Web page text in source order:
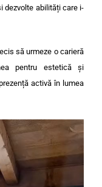
dezvolte abilități care i-
să urmeze o carieră
pentru estetică și
activă în lumea